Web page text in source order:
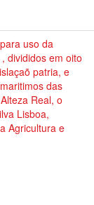
uso da
divididos em oito
patria, e
das
Real, o
Lisboa,
Agricultura e